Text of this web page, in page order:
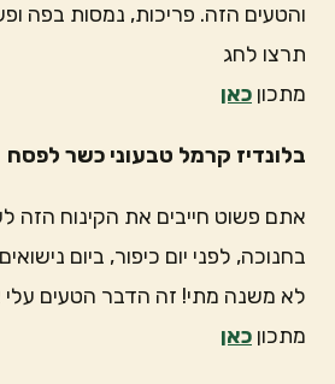
והטעים הזה. פריכות, נמסות בפה
תרצו לחג
מתכון כאן
בלונדיז קרמל טבעוני כשר לפסח
אתם פשוט חייבים את הקינוח הזה
בחנוכה, לפני יום כיפור, ביום
לא משנה מתי! זה הדבר הטעים עלי
מתכון כאן